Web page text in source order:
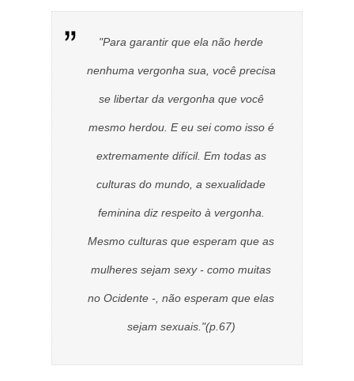
"Para garantir que ela não herde
nenhuma vergonha sua, você precisa
se libertar da vergonha que você
mesmo herdou. E eu sei como isso é
extremamente difícil. Em todas as
culturas do mundo, a sexualidade
feminina diz respeito à vergonha.
Mesmo culturas que esperam que as
mulheres sejam sexy - como muitas
no Ocidente -, não esperam que elas
sejam sexuais."(p.67)